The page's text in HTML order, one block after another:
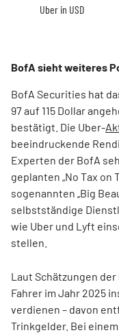
Uber in USD
BofA sieht weiteres
BofA Securities hat
97 auf 115 Dollar
bestätigt. Die Uber-
beeindruckende
Experten der BofA
geplanten „No Tax on
sogenannten „Big
selbstständige
wie Uber und Lyft
stellen.
Laut Schätzungen
Fahrer im Jahr 2025
verdienen – davon
Trinkgelder. Bei